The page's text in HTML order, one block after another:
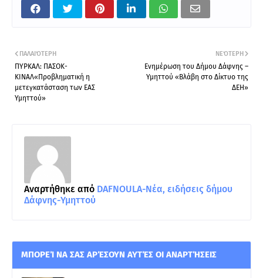
ΝΕΌΤΕΡΗ
Ενημέρωση του Δήμου Δάφνης –
Υμηττού «Βλάβη στο Δίκτυο της
ΔΕΗ»
ΠΑΛΑΙΌΤΕΡΗ
ΠΥΡΚΑΛ: ΠΑΣΟΚ-
ΚΙΝΑΛ«Προβληματική η
μετεγκατάσταση των ΕΑΣ
Υμηττού»
Αναρτήθηκε από DAFNOULA-Νέα, ειδήσεις δήμου
Δάφνης-Υμηττού
ΜΠΟΡΕΊ ΝΑ ΣΑΣ ΑΡΈΣΟΥΝ ΑΥΤΈΣ ΟΙ ΑΝΑΡΤΉΣΕΙΣ